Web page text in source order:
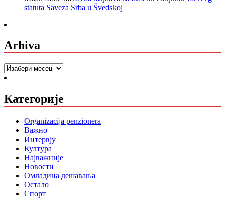
statuta Saveza Srba u Švedskoj
Arhiva
Arhiva
Категорије
Organizacija penzionera
Важно
Интервју
Култура
Најважније
Новости
Омладина дешавања
Остало
Спорт